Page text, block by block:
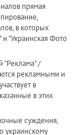
прямая
в которых
и "Украинская Фото
"Реклама" /
рекламными и
в
в этих
суждения,
украинскому